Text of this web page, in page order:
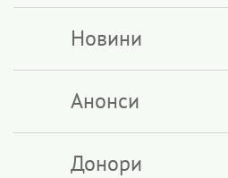
Новини
Анонси
Донори